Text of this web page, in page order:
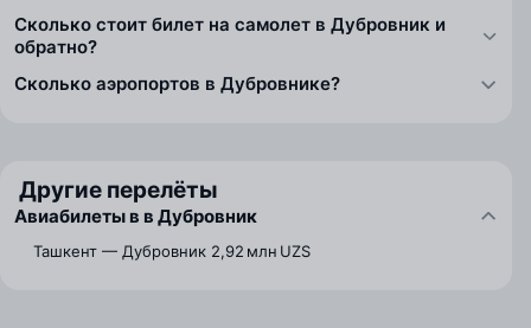
Сколько стоит билет на самолет в Дубровник и
обратно?
Сколько аэропортов в Дубровнике?
Другие перелёты
Авиабилеты в в Дубровник
Ташкент — Дубровник 2,92 млн UZS